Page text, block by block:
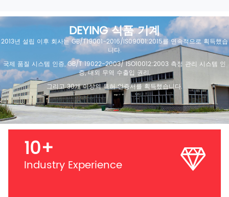
DEYING 식품 기계
2013년 설립 이후 회사는 GB/T19001-2016/IS09001:2015를 연속적으로 획득했습
니다.
국제 품질 시스템 인증, GB/T 19022-2003/ ISO10012:2003 측정 관리 시스템 인
증, 대외 무역 수출입 권리,
그리고 30개 이상의 특허 인증서를 획득했습니다.
10+
Industry Experience